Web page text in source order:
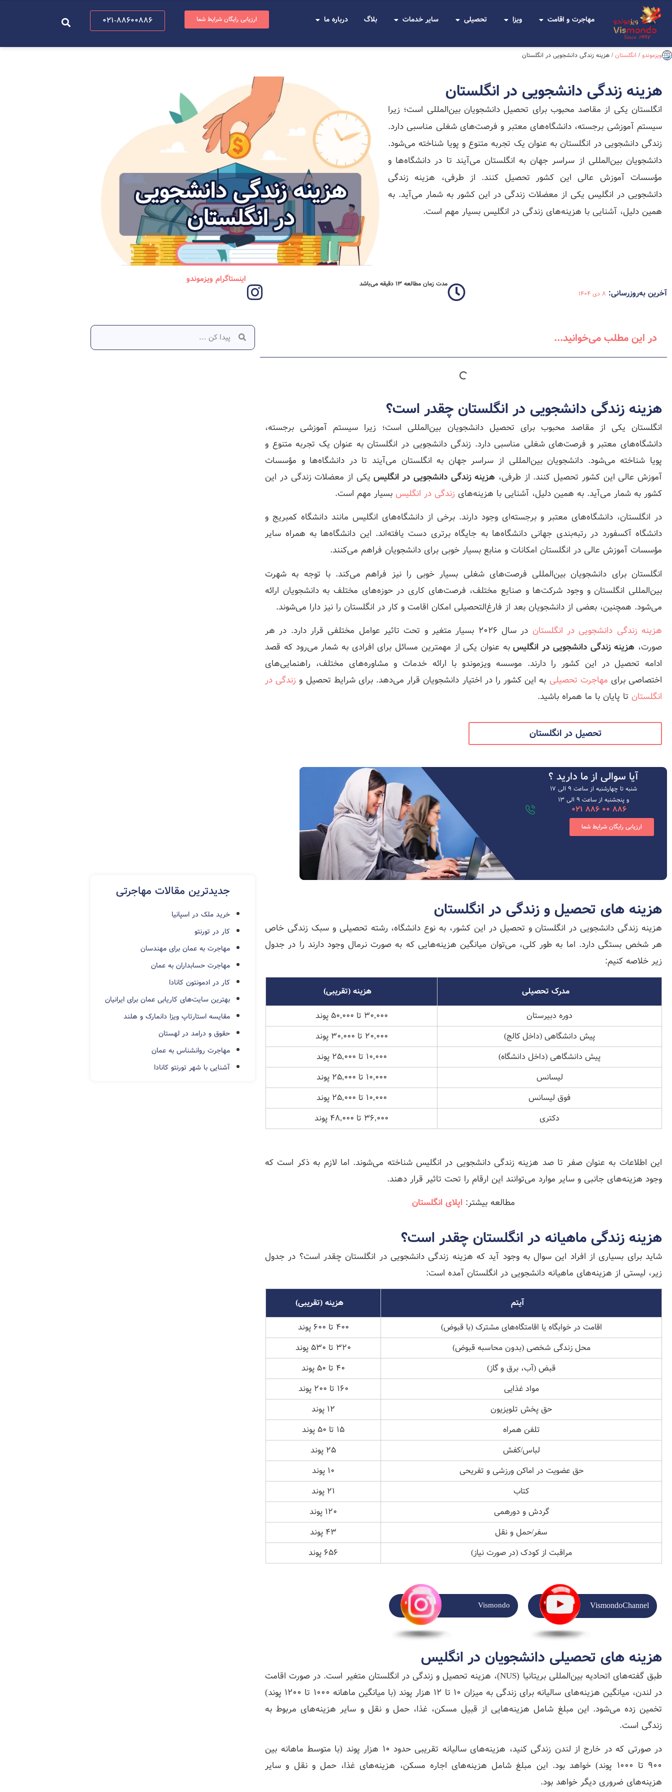
Since 1997
مهاجرت و اقامت ویزا تحصیلی سایر خدمات بلاگ درباره ما ارزیابی رایگان شرایط شما 021-88600886
ویزموندو/ انگلستان/ هزینه زندگی دانشجویی در انگلستان
هزینه زندگی دانشجویی در انگلستان
انگلستان یکی از مقاصد محبوب برای تحصیل دانشجویان بین‌المللی است؛ زیرا
سیستم آموزشی برجسته، دانشگاه‌های معتبر و فرصت‌های شغلی مناسبی دارد.
زندگی دانشجویی در انگلستان به عنوان یک تجربه متنوع و پویا شناخته می‌شود.
دانشجویان بین‌المللی از سراسر جهان به انگلستان می‌آیند تا در دانشگاه‌ها و
مؤسسات آموزش عالی این کشور تحصیل کنند. از طرفی، هزینه زندگی
دانشجویی در انگلیس یکی از معضلات زندگی در این کشور به شمار می‌آید. به
همین دلیل، آشنایی با هزینه‌های زندگی در انگلیس بسیار مهم است.
آخرین به‌روزرسانی: 8 دی 1404
مدت زمان مطالعه 13 دقیقه می‌باشد اینستاگرام ویزموندو
در این مطلب می‌خوانید...
هزینه زندگی دانشجویی در انگلستان چقدر است؟
انگلستان یکی از مقاصد محبوب برای تحصیل دانشجویان بین‌المللی است؛ زیرا سیستم آموزشی برجسته،
دانشگاه‌های معتبر و فرصت‌های شغلی مناسبی دارد. زندگی دانشجویی در انگلستان به عنوان یک تجربه متنوع و
پویا شناخته می‌شود. دانشجویان بین‌المللی از سراسر جهان به انگلستان می‌آیند تا در دانشگاه‌ها و مؤسسات
آموزش عالی این کشور تحصیل کنند. از طرفی، هزینه زندگی دانشجویی در انگلیسیکی از معضلات زندگی در این
کشور به شمار می‌آید. به همین دلیل، آشنایی با هزینه­‌های زندگی در انگلیس بسیار مهم است.
در انگلستان، دانشگاه‌های معتبر و برجسته‌ای وجود دارند. برخی از دانشگاه‌های انگلیس مانند دانشگاه کمبریج و
دانشگاه آکسفورد در رتبه‌بندی جهانی دانشگاه‌ها به جایگاه برتری دست یافته‌اند. این دانشگاه‌ها به همراه سایر
مؤسسات آموزش عالی در انگلستان امکانات و منابع بسیار خوبی برای دانشجویان فراهم می‌کنند.
انگلستان برای دانشجویان بین‌المللی فرصت‌های شغلی بسیار خوبی را نیز فراهم می‌کند. با توجه به شهرت
بین‌المللی انگلستان و وجود شرکت‌ها و صنایع مختلف، فرصت‌های کاری در حوزه‌های مختلف به دانشجویان ارائه
می‌شود. همچنین، بعضی از دانشجویان بعد از فارغ‌التحصیلی امکان اقامت و کار در انگلستان را نیز دارا می‌شوند.
هزینه زندگی دانشجویی در انگلستان
در سال 2026 بسیار متغیر و تحت تاثیر عوامل مختلفی قرار دارد. در هر
صورت، هزینه زندگی دانشجویی در انگلیسبه عنوان یکی از مهمترین مسائل برای افرادی به شمار می‌رود که قصد
ادامه تحصیل در این کشور را دارند. موسسه ویزموندو با ارائه خدمات و مشاوره‌های مختلف، راهنمایی‌های
اختصاصی برای مهاجرت تحصیلی به این کشور را در اختیار دانشجویان قرار می‌دهد. برای شرایط تحصیل و زندگی در
انگلستان تا پایان با ما همراه باشید.
تحصیل در انگلستان
آیا سوالی از ما دارید ؟
شنبه تا چهارشنبه از ساعت ۹ الی ۱۷
و پنجشنبه از ساعت 9 الی 13
886 00 886 021
ارزیابی رایگان شرایط شما
هزینه های تحصیل و زندگی در انگلستان
هزینه زندگی دانشجویی در انگلستان و تحصیل در این کشور، به نوع دانشگاه، رشته تحصیلی و سبک زندگی خاص
هر شخص بستگی دارد. اما به طور کلی، می‌توان میانگین هزینه‌هایی که به صورت نرمال وجود دارند را در جدول
زیر خلاصه کنیم:
مدرک تحصیلی
هزینه (تقریبی)
دوره دبیرستان
۳۰,۰۰۰ تا ۵۰,۰۰۰ پوند
پیش دانشگاهی (داخل کالج)
۲۰,۰۰۰ تا ۳۰,۰۰۰ پوند
پیش دانشگاهی (داخل دانشگاه)
۱۰,۰۰۰ تا ۲۵,۰۰۰ پوند
لیسانس
۱۰,۰۰۰ تا ۲۵,۰۰۰ پوند
فوق لیسانس
۱۰,۰۰۰ تا ۲۵,۰۰۰ پوند
دکتری
۳۶,۰۰۰ تا ۴۸,۰۰۰ پوند
این اطلاعات به عنوان صفر تا صد هزینه‌ زندگی دانشجویی در انگلیس شناخته می‌شوند. اما لازم به ذکر است که
وجود هزینه‌های جانبی و سایر موارد می‌توانند این ارقام را تحت تاثیر قرار دهند.
مطالعه بیشتر: اپلای انگلستان
هزینه زندگی ماهیانه در انگلستان چقدر است؟
شاید برای بسیاری از افراد این سوال به وجود آید که هزینه زندگی دانشجویی در انگلستان چقدر است؟ در جدول
زیر، لیستی از هزینه‌های ماهیانه دانشجویی در انگلستان آمده است:
آیتم
هزینه (تقریبی)
اقامت در خوابگاه یا اقامتگاه‌های مشترک (با قبوض)
۴۰۰ تا ۶۰۰ پوند
محل زندگی شخصی (بدون محاسبه قبوض)
۳۲۰ تا ۵۳۰ پوند
قبض (آب، برق و گاز)
۴۰ تا ۵۰ پوند
مواد غذایی
۱۶۰ تا ۲۰۰ پوند
حق پخش تلویزیون
۱۲ پوند
تلفن همراه
۱۵ تا ۵۰ پوند
لباس/کفش
۲۵ پوند
حق عضویت در اماکن ورزشی و تفریحی
۱۰ پوند
کتاب
۲۱ پوند
گردش و دورهمی
۱۲۰ پوند
سفر/حمل و نقل
۴۳ پوند
مراقبت از کودک (در صورت نیاز)
۶۵۶ پوند
VismondoChannel
Vismondo
هزینه های تحصیلی دانشجویان در انگلیس
طبق گفته‌های اتحادیه بین‌المللی بریتانیا (NUS)، هزینه تحصیل و زندگی در انگلستان متغیر است. در صورت اقامت
در لندن، میانگین هزینه‌های سالیانه برای زندگی به میزان ۱۰ تا ۱۲ هزار پوند (با میانگین ماهانه ۱۰۰۰ تا ۱۲۰۰ پوند)
تخمین زده می‌شود. این مبلغ شامل هزینه‌هایی از قبیل مسکن، غذا، حمل و نقل و سایر هزینه‌های مربوط به
زندگی است.
در صورتی که در خارج از لندن زندگی کنید، هزینه‌های سالیانه تقریبی حدود ۱۰ هزار پوند (با متوسط ماهانه بین
۹۰۰ تا ۱۰۰۰ پوند) خواهد بود. این مبلغ شامل هزینه‌های اجاره مسکن، هزینه‌های غذا، حمل و نقل و سایر
هزینه‌های ضروری دیگر خواهد بود.
جدیدترین مقالات مهاجرتی
خرید ملک در اسپانیا
کار در تورنتو
مهاجرت به عمان برای مهندسان
مهاجرت حسابداران به عمان
کار در ادمونتون کانادا
بهترین سایت‌های کاریابی عمان برای ایرانیان
مقایسه استارتاپ ویزا دانمارک و هلند
حقوق و درامد در لهستان
مهاجرت روانشناس به عمان
آشنایی با شهر تورنتو کانادا